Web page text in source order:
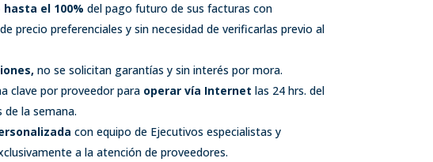
el 100% del pago futuro de sus facturas con
precio preferenciales y sin necesidad de verificarlas previo al
no se solicitan garantías y sin interés por mora.
clave por proveedor para operar vía Internet las 24 hrs. del
de la semana.
con equipo de Ejecutivos especialistas y
a la atención de proveedores.